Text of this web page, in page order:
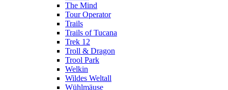
The Mind
Tour Operator
Trails
Trails of Tucana
Trek 12
Troll & Dragon
Trool Park
Welkin
Wildes Weltall
Wühlmäuse